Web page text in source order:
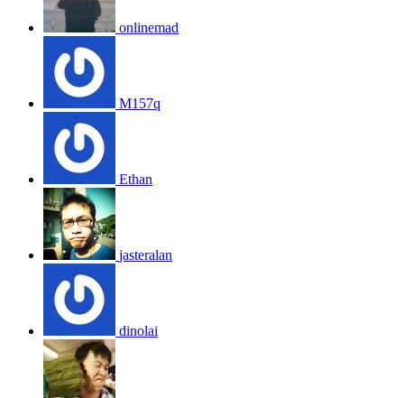
onlinemad
M157q
Ethan
jasteralan
dinolai